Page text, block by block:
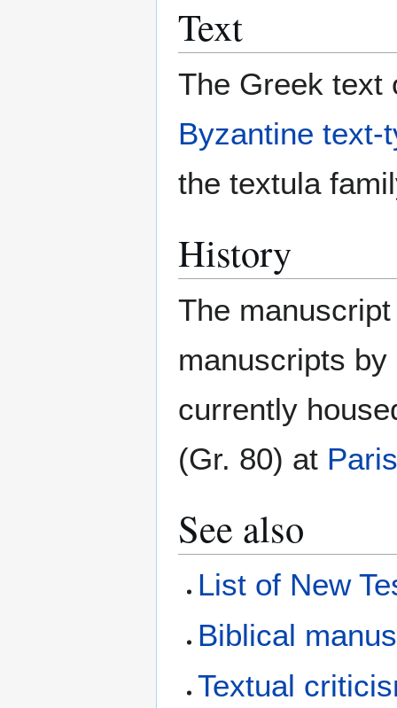
Text
The Greek text
Byzantine text-
the textula
History
The
manuscripts by
currently
(Gr. 80) at Paris
See also
List of New
Biblical
Textual